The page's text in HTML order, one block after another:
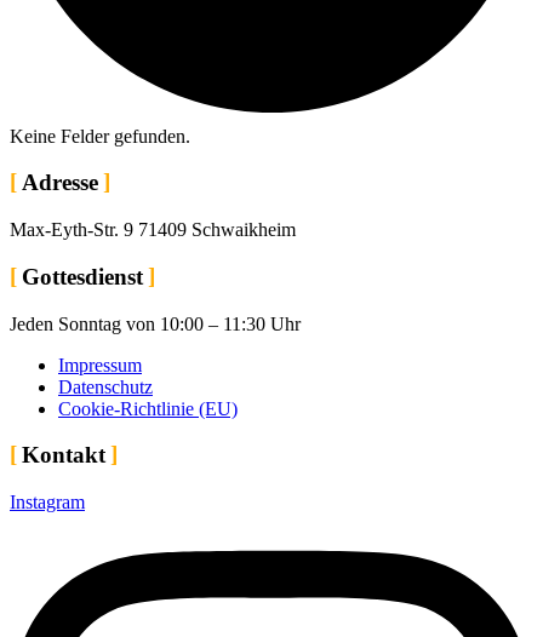
Keine Felder gefun­den.
Adresse
Max-Eyth-Str. 9 71409 Schwaikheim
Gottesdienst
Jeden Sonntag von 10:00 – 11:30 Uhr
Impressum
Datenschutz
Cookie-Richtlinie (EU)
Kontakt
Instagram